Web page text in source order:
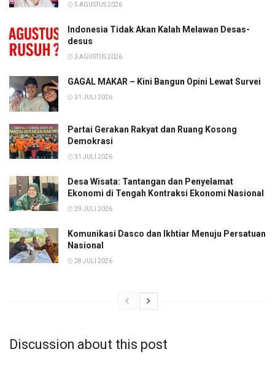
5 AGUSTUS 2026
Indonesia Tidak Akan Kalah Melawan Desas-
desus
3 AGUSTUS 2026
GAGAL MAKAR – Kini Bangun Opini Lewat Survei
31 JULI 2026
Partai Gerakan Rakyat dan Ruang Kosong
Demokrasi
31 JULI 2026
Desa Wisata: Tantangan dan Penyelamat
Ekonomi di Tengah Kontraksi Ekonomi Nasional
29 JULI 2026
Komunikasi Dasco dan Ikhtiar Menuju Persatuan
Nasional
28 JULI 2026
Discussion about this post